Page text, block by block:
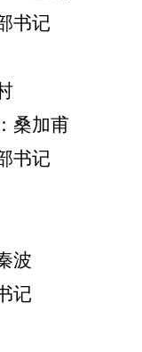
书记
桑加甫
书记
波
记